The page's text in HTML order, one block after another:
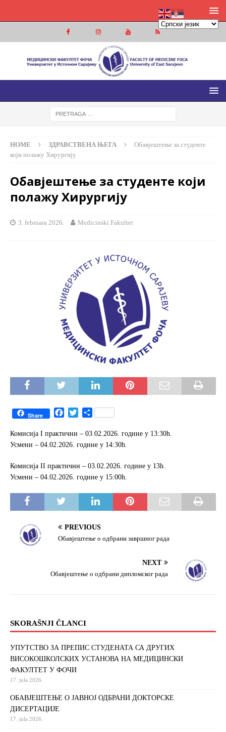
МЕДИЦИНСКИ ФАКУЛТЕТ ФОЧА
МЕДИЦИНСКИ ФАКУЛТЕТ УНИВЕРЗИТЕТА У ИСТОЧНОМ
HOME ЗДРАВСТВЕНА ЊЕГА
Обавјештење за студенте
који полажу Хирургију
Обавјештење за студенте који
полажу Хирургију
3. februara 2026. Medicinski Fakultet
Share
c
e
o
o
i
t
e
S
a
r
Комисија I практични – 03.02.2026. године у 13:30h.
Усмени – 04.02.2026. године у 14:30h.
Комисија II практични – 03.02.2026. године у 13h.
Усмени – 04.02.2026. године у 15:00h.
PREVIOUS
Обавјештење о одбрани завршног рада
NEXT
Обавјештење о одбрани дипломског рада
SKORAŠNJI ČLANCI
УПУТСТВО ЗА ПРЕПИС СТУДЕНАТА СА ДРУГИХ
ВИСОКОШКОЛСКИХ УСТАНОВА НА МЕДИЦИНСКИ
ФАКУЛТЕТ У ФОЧИ
17. jula 2026.
ОБАВЈЕШТЕЊЕ О ЈАВНОЈ ОДБРАНИ ДОКТОРСКЕ
ДИСЕРТАЦИЈЕ
17. jula 2026.